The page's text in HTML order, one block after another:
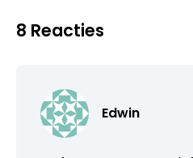
8 Reacties
Edwin